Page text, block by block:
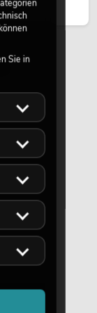
Sie in